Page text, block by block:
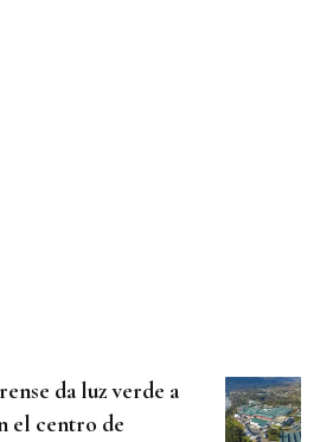
da luz verde a
el centro de